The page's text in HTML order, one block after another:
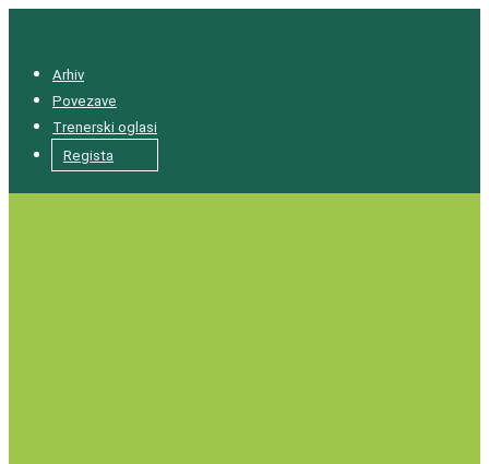
Arhiv
Povezave
Trenerski oglasi
Regista